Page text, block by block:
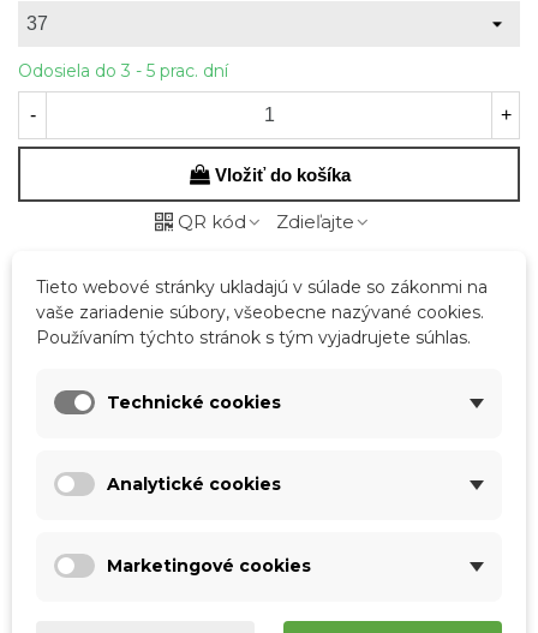
Odosiela do 3 - 5 prac. dní
- +
Vložiť do košíka
QR kód Zdieľajte
Kód: 44458-21
Značka: Boto
Farba
Modrá
Tieto webové stránky ukladajú v súlade so zákonmi na
vaše zariadenie súbory, všeobecne nazývané cookies.
Používaním týchto stránok s tým vyjadrujete súhlas.
Technické cookies
Analytické cookies
Marketingové cookies